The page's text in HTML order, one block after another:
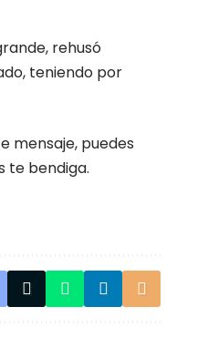
rehusó
teniendo por
mensaje, puedes
te bendiga.